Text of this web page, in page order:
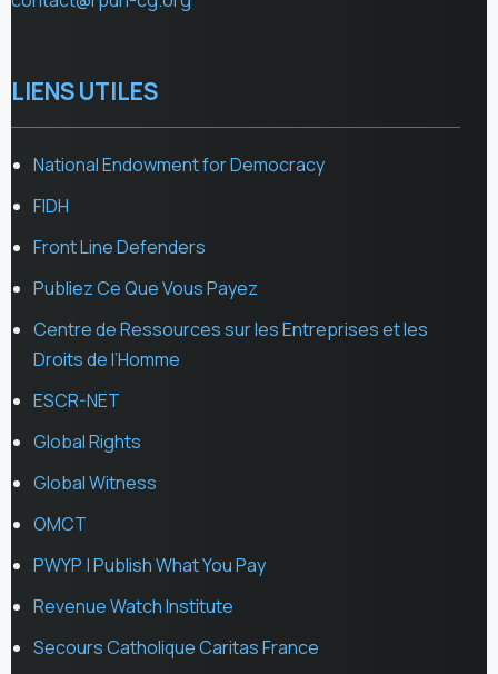
LIENS UTILES
National Endowment for Democracy
FIDH
Front Line Defenders
Publiez Ce Que Vous Payez
Centre de Ressources sur les Entreprises et les
Droits de l’Homme
ESCR-NET
Global Rights
Global Witness
OMCT
PWYP | Publish What You Pay
Revenue Watch Institute
Secours Catholique Caritas France